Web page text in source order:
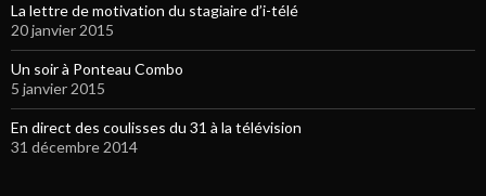
La lettre de motivation du stagiaire d’i-télé
20 janvier 2015
Un soir à Ponteau Combo
5 janvier 2015
En direct des coulisses du 31 à la télévision
31 décembre 2014